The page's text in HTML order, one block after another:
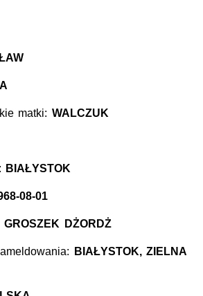
matki: WALCZUK
BIAŁYSTOK
08-01
GROSZEK DŻORDŻ
BIAŁYSTOK, ZIELNA